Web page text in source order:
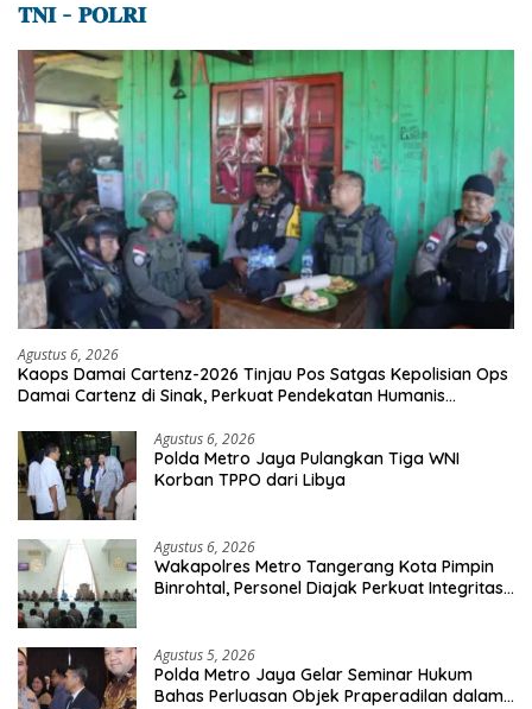
𝐓𝐍𝐈 – 𝐏𝐎𝐋𝐑𝐈
Agustus 6, 2026
Kaops Damai Cartenz-2026 Tinjau Pos Satgas Kepolisian Ops
Damai Cartenz di Sinak, Perkuat Pendekatan Humanis
Agustus 6, 2026
Polda Metro Jaya Pulangkan Tiga WNI
Korban TPPO dari Libya
Agustus 6, 2026
Wakapolres Metro Tangerang Kota Pimpin
Binrohtal, Personel Diajak Perkuat Integritas
Agustus 5, 2026
Polda Metro Jaya Gelar Seminar Hukum
Bahas Perluasan Objek Praperadilan dalam